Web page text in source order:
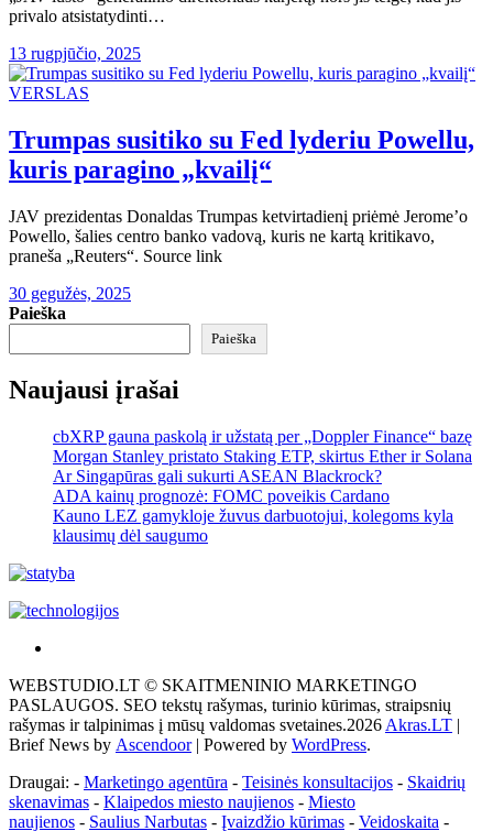
privalo atsistatydinti…
13 rugpjūčio, 2025
VERSLAS
Trumpas susitiko su Fed lyderiu Powellu,
kuris paragino „kvailį“
JAV prezidentas Donaldas Trumpas ketvirtadienį priėmė Jerome’o
Powello, šalies centro banko vadovą, kuris ne kartą kritikavo,
praneša „Reuters“. Source link
30 gegužės, 2025
Paieška
Paieška
Naujausi įrašai
cbXRP gauna paskolą ir užstatą per „Doppler Finance“ bazę
Morgan Stanley pristato Staking ETP, skirtus Ether ir Solana
Ar Singapūras gali sukurti ASEAN Blackrock?
ADA kainų prognozė: FOMC poveikis Cardano
Kauno LEZ gamykloje žuvus darbuotojui, kolegoms kyla
klausimų dėl saugumo
tai
žemės
ploto
matavimo
Pagrindinis
WEBSTUDIO.LT © SKAITMENINIO MARKETINGO
PASLAUGOS. SEO tekstų rašymas, turinio kūrimas, straipsnių
rašymas ir talpinimas į mūsų valdomas svetaines.2026 Akras.LT |
Brief News by Ascendoor| Powered by WordPress.
Draugai: - Marketingo agentūra - Teisinės konsultacijos - Skaidrių
skenavimas - Klaipedos miesto naujienos - Miesto
naujienos - Saulius Narbutas - Įvaizdžio kūrimas - Veidoskaita -